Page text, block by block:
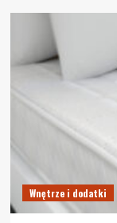
Wnętrze i dodatki